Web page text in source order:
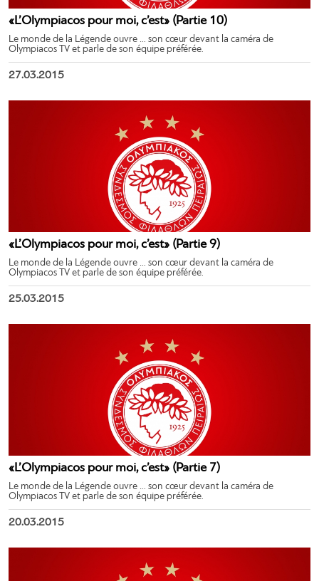
«L’Olympiacos pour moi, c’est» (Partie 10)
Le monde de la Légende ouvre … son cœur devant la caméra de
Olympiacos TV et parle de son équipe préférée.
27.03.2015
«L’Olympiacos pour moi, c’est» (Partie 9)
Le monde de la Légende ouvre … son cœur devant la caméra de
Olympiacos TV et parle de son équipe préférée.
25.03.2015
«L’Olympiacos pour moi, c’est» (Partie 7)
Le monde de la Légende ouvre … son cœur devant la caméra de
Olympiacos TV et parle de son équipe préférée.
20.03.2015